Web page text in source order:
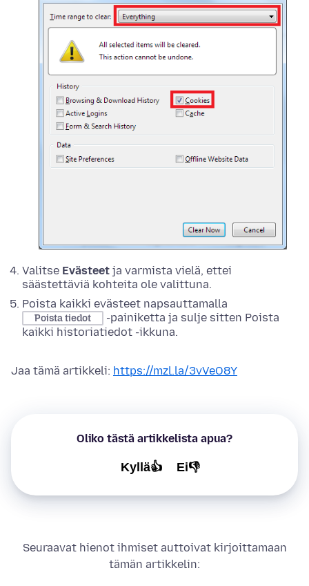
Valitse Evästeet ja varmista vielä, ettei
säästettäviä kohteita ole valittuna.
Poista kaikki evästeet napsauttamalla
Poista tiedot
-painiketta ja sulje sitten Poista
kaikki historiatiedot -ikkuna.
Jaa tämä artikkeli: https://mzl.la/3vVeO8Y
Oliko tästä artikkelista apua?
Kyllä👍 Ei👎
Seuraavat hienot ihmiset auttoivat kirjoittamaan
tämän artikkelin: